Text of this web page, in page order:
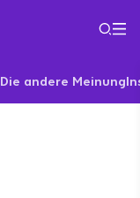
Die andere Meinung